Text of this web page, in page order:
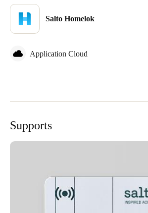
Salto Homelok
Application Cloud
Supports